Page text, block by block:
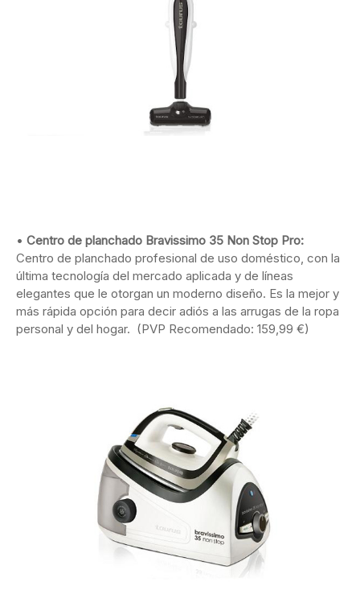
• Centro de planchado Bravissimo 35 Non Stop Pro:
Centro de planchado profesional de uso doméstico, con la
última tecnología del mercado aplicada y de líneas
elegantes que le otorgan un moderno diseño. Es la mejor y
más rápida opción para decir adiós a las arrugas de la ropa
personal y del hogar. (PVP Recomendado: 159,99 €)